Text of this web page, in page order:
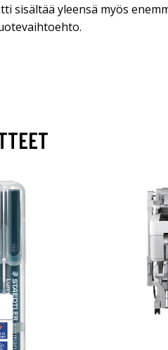
sisältää yleensä myös